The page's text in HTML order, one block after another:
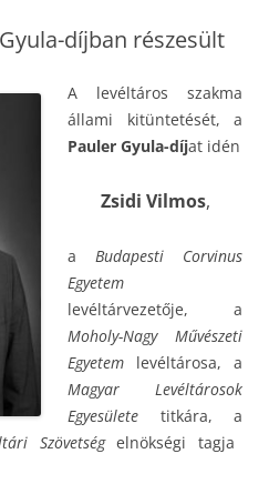
díjban részesült
A levéltáros szakma
állami kitüntetését, a
Pauler Gyula-díjat idén
Zsidi Vilmos,
a Budapesti Corvinus
Egyetem
levéltárvezetője, a
Moholy-Nagy Művészeti
Egyetem levéltárosa, a
Magyar Levéltárosok
Egyesülete titkára, a
Szövetségelnökségi tagja